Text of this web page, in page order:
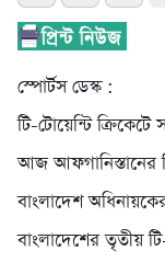
স্পোর্টস ডেস্ক :
টি-টোয়েন্টি
আজ আফগানিস্তানের
বাংলাদেশ
বাংলাদেশের তৃতীয়